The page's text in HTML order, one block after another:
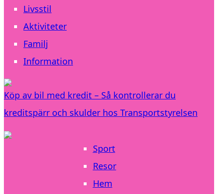
Livsstil
Aktiviteter
Familj
Information
Köp av bil med kredit – Så kontrollerar du
kreditspärr och skulder hos Transportstyrelsen
Sport
Resor
Hem